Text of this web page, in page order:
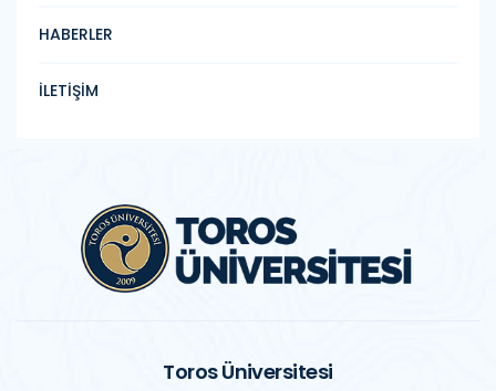
HABERLER
İLETİŞİM
Toros Üniversitesi